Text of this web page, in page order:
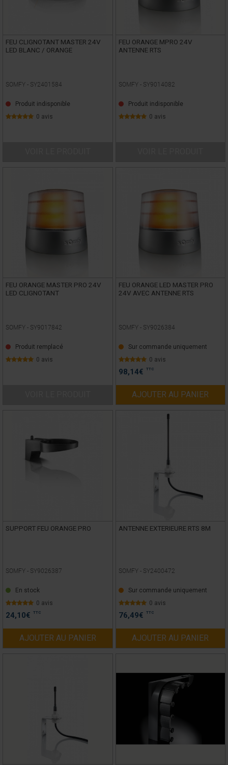
FEU CLIGNOTANT MASTER 24V
LED BLANC / ORANGE
SOMFY - SY2401584
Produit indisponible
0 avis
FEU ORANGE MPRO 24V
ANTENNE RTS
SOMFY - SY9014082
Produit indisponible
0 avis
FEU ORANGE MASTER PRO 24V
LED CLIGNOTANT
SOMFY - SY9017842
Produit remplacé
0 avis
FEU ORANGE LED MASTER PRO
24V AVEC ANTENNE RTS
SOMFY - SY9026384
Sur commande uniquement
0 avis
98,14€ TTC
AJOUTER AU PANIER
SUPPORT FEU ORANGE PRO
SOMFY - SY9026387
En stock
0 avis
24,10€ TTC
AJOUTER AU PANIER
ANTENNE EXTERIEURE RTS 8M
SOMFY - SY2400472
Sur commande uniquement
0 avis
76,49€ TTC
AJOUTER AU PANIER